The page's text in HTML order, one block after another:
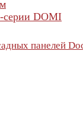
панелей
серии DOMI